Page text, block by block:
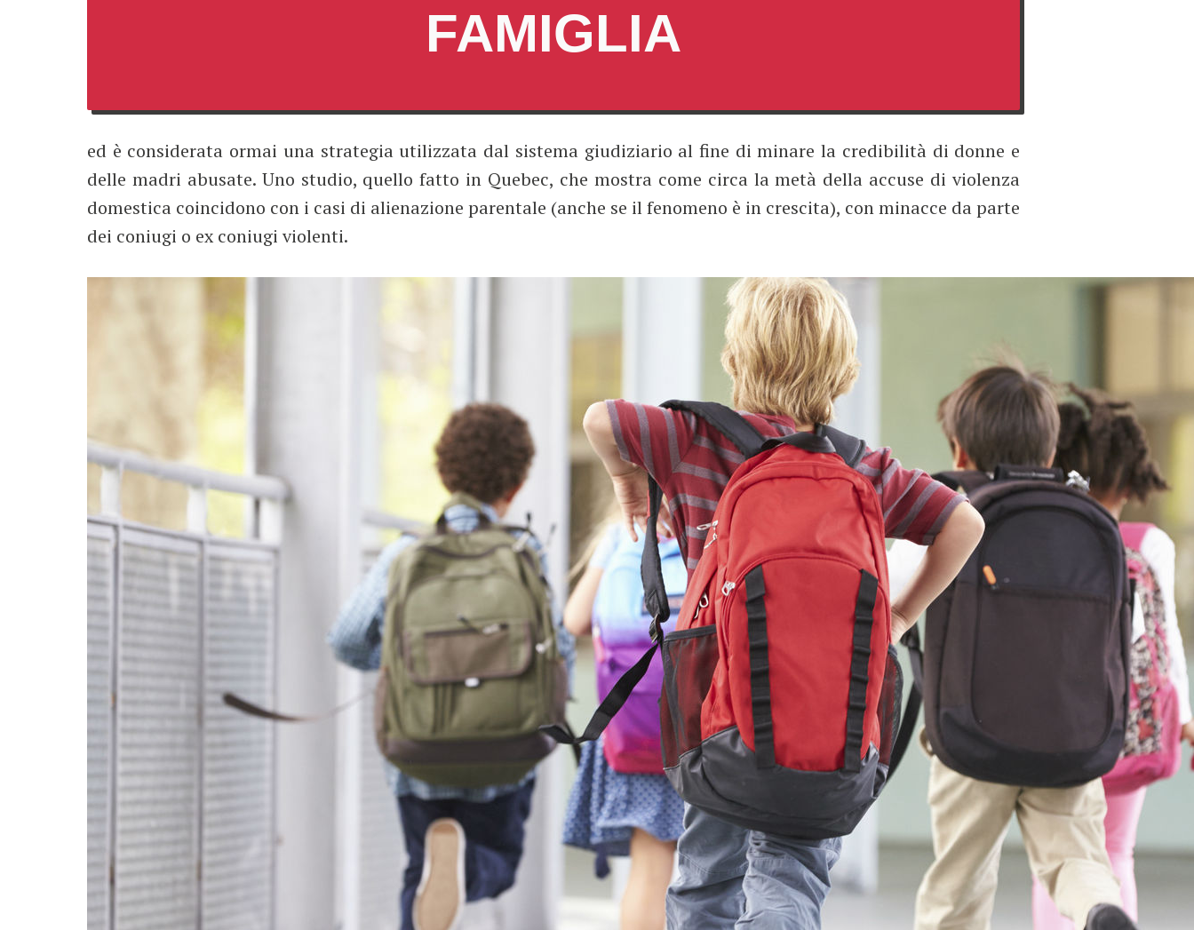
FAMIGLIA
ed è considerata ormai una strategia utilizzata dal sistema giudiziario al fine di minare la credibilità di donne e
delle madri abusate. Uno studio, quello fatto in Quebec, che mostra come circa la metà della accuse di violenza
domestica coincidono con i casi di alienazione parentale (anche se il fenomeno è in crescita), con minacce da parte
dei coniugi o ex coniugi violenti.